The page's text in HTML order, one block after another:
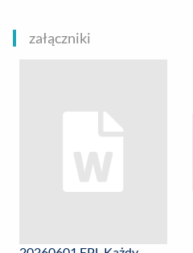
załączniki